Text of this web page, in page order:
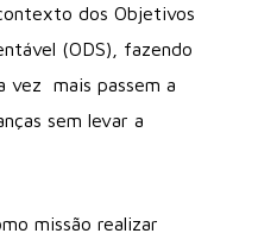
dos Objetivos
(ODS), fazendo
vez mais passem a
sem levar a
missão realizar